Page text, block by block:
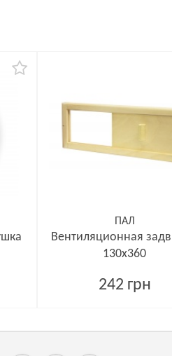
ПАЛ
Вентиляционная
130х360
242 грн